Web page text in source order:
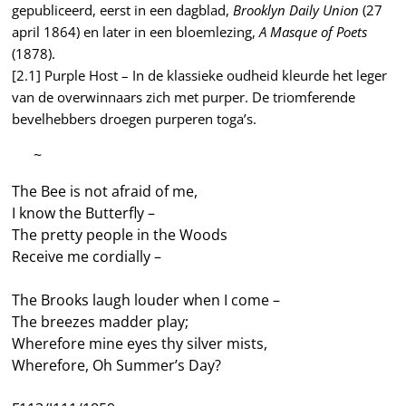
gepubliceerd, eerst in een dagblad,Brooklyn Daily Union (27
april 1864) en later in een bloemlezing,A Masque of Poets
(1878).
[2.1] Purple Host – In de klassieke oudheid kleurde het leger
van de overwinnaars zich met purper. De triomferende
bevelhebbers droegen purperen toga’s.
—–~
The Bee is not afraid of me,
I know the Butterfly –
The pretty people in the Woods
Receive me cordially –
The Brooks laugh louder when I come –
The breezes madder play;
Wherefore mine eyes thy silver mists,
Wherefore, Oh Summer’s Day?